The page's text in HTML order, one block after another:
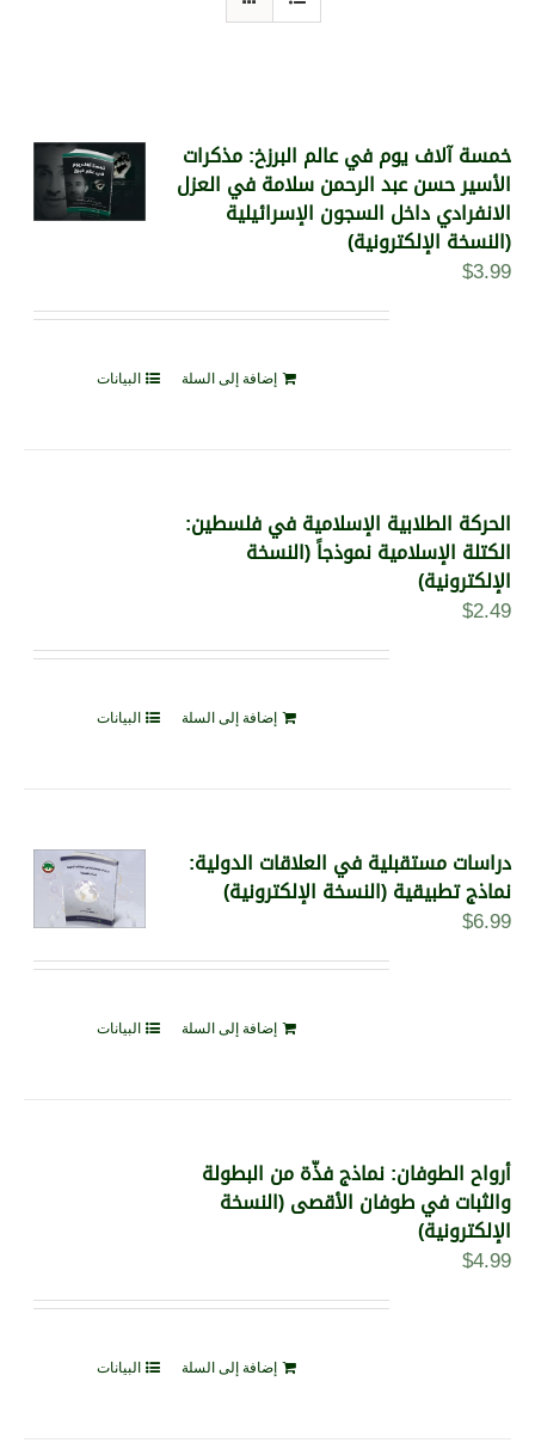
خمسة آلاف يوم في عالم البرزخ: مذكرات
الأسير حسن عبد الرحمن سلامة في العزل
الانفرادي داخل السجون الإسرائيلية
(النسخة الإلكترونية)
$3.99
إضافة إلى السلة البيانات
الحركة الطلابية الإسلامية في فلسطين:
الكتلة الإسلامية نموذجاً (النسخة
الإلكترونية)
$2.49
إضافة إلى السلة البيانات
دراسات مستقبلية في العلاقات الدولية:
نماذج تطبيقية (النسخة الإلكترونية)
$6.99
إضافة إلى السلة البيانات
أرواح الطوفان: نماذج فذّة من البطولة
والثبات في طوفان الأقصى (النسخة
الإلكترونية)
$4.99
إضافة إلى السلة البيانات